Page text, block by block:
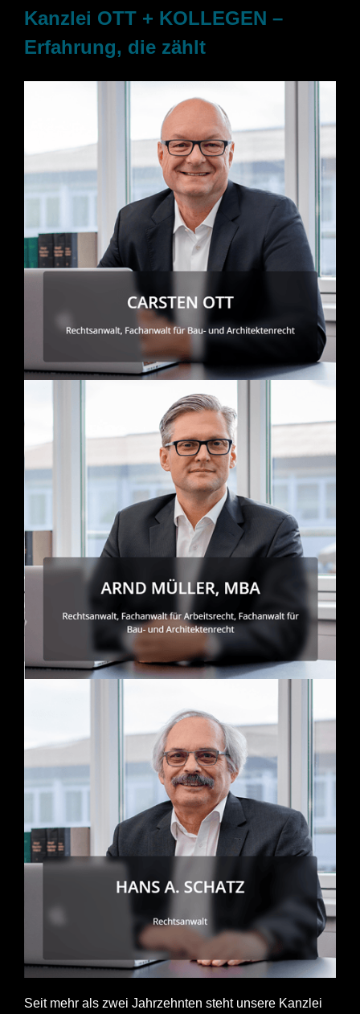
Kanzlei OTT + KOLLEGEN –
Erfahrung, die zählt
Seit mehr als zwei Jahrzehnten steht unsere Kanzlei